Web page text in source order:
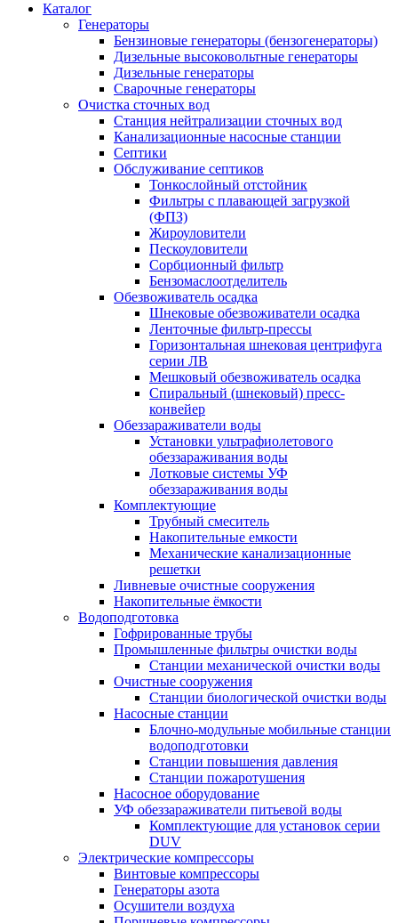
Каталог
Генераторы
Бензиновые генераторы (бензогенераторы)
Дизельные высоковольтные генераторы
Дизельные генераторы
Сварочные генераторы
Очистка сточных вод
Станция нейтрализации сточных вод
Канализационные насосные станции
Септики
Обслуживание септиков
Тонкослойный отстойник
Фильтры с плавающей загрузкой
(ФПЗ)
Жироуловители
Пескоуловители
Сорбционный фильтр
Бензомаслоотделитель
Обезвоживатель осадка
Шнековые обезвоживатели осадка
Ленточные фильтр-прессы
Горизонтальная шнековая центрифуга
серии ЛВ
Мешковый обезвоживатель осадка
Спиральный (шнековый) пресс-
конвейер
Обеззараживатели воды
Установки ультрафиолетового
обеззараживания воды
Лотковые системы УФ
обеззараживания воды
Комплектующие
Трубный смеситель
Накопительные емкости
Механические канализационные
решетки
Ливневые очистные сооружения
Накопительные ёмкости
Водоподготовка
Гофрированные трубы
Промышленные фильтры очистки воды
Станции механической очистки воды
Очистные сооружения
Станции биологической очистки воды
Насосные станции
Блочно-модульные мобильные станции
водоподготовки
Станции повышения давления
Станции пожаротушения
Насосное оборудование
УФ обеззараживатели питьевой воды
Комплектующие для установок серии
DUV
Электрические компрессоры
Винтовые компрессоры
Генераторы азота
Осушители воздуха